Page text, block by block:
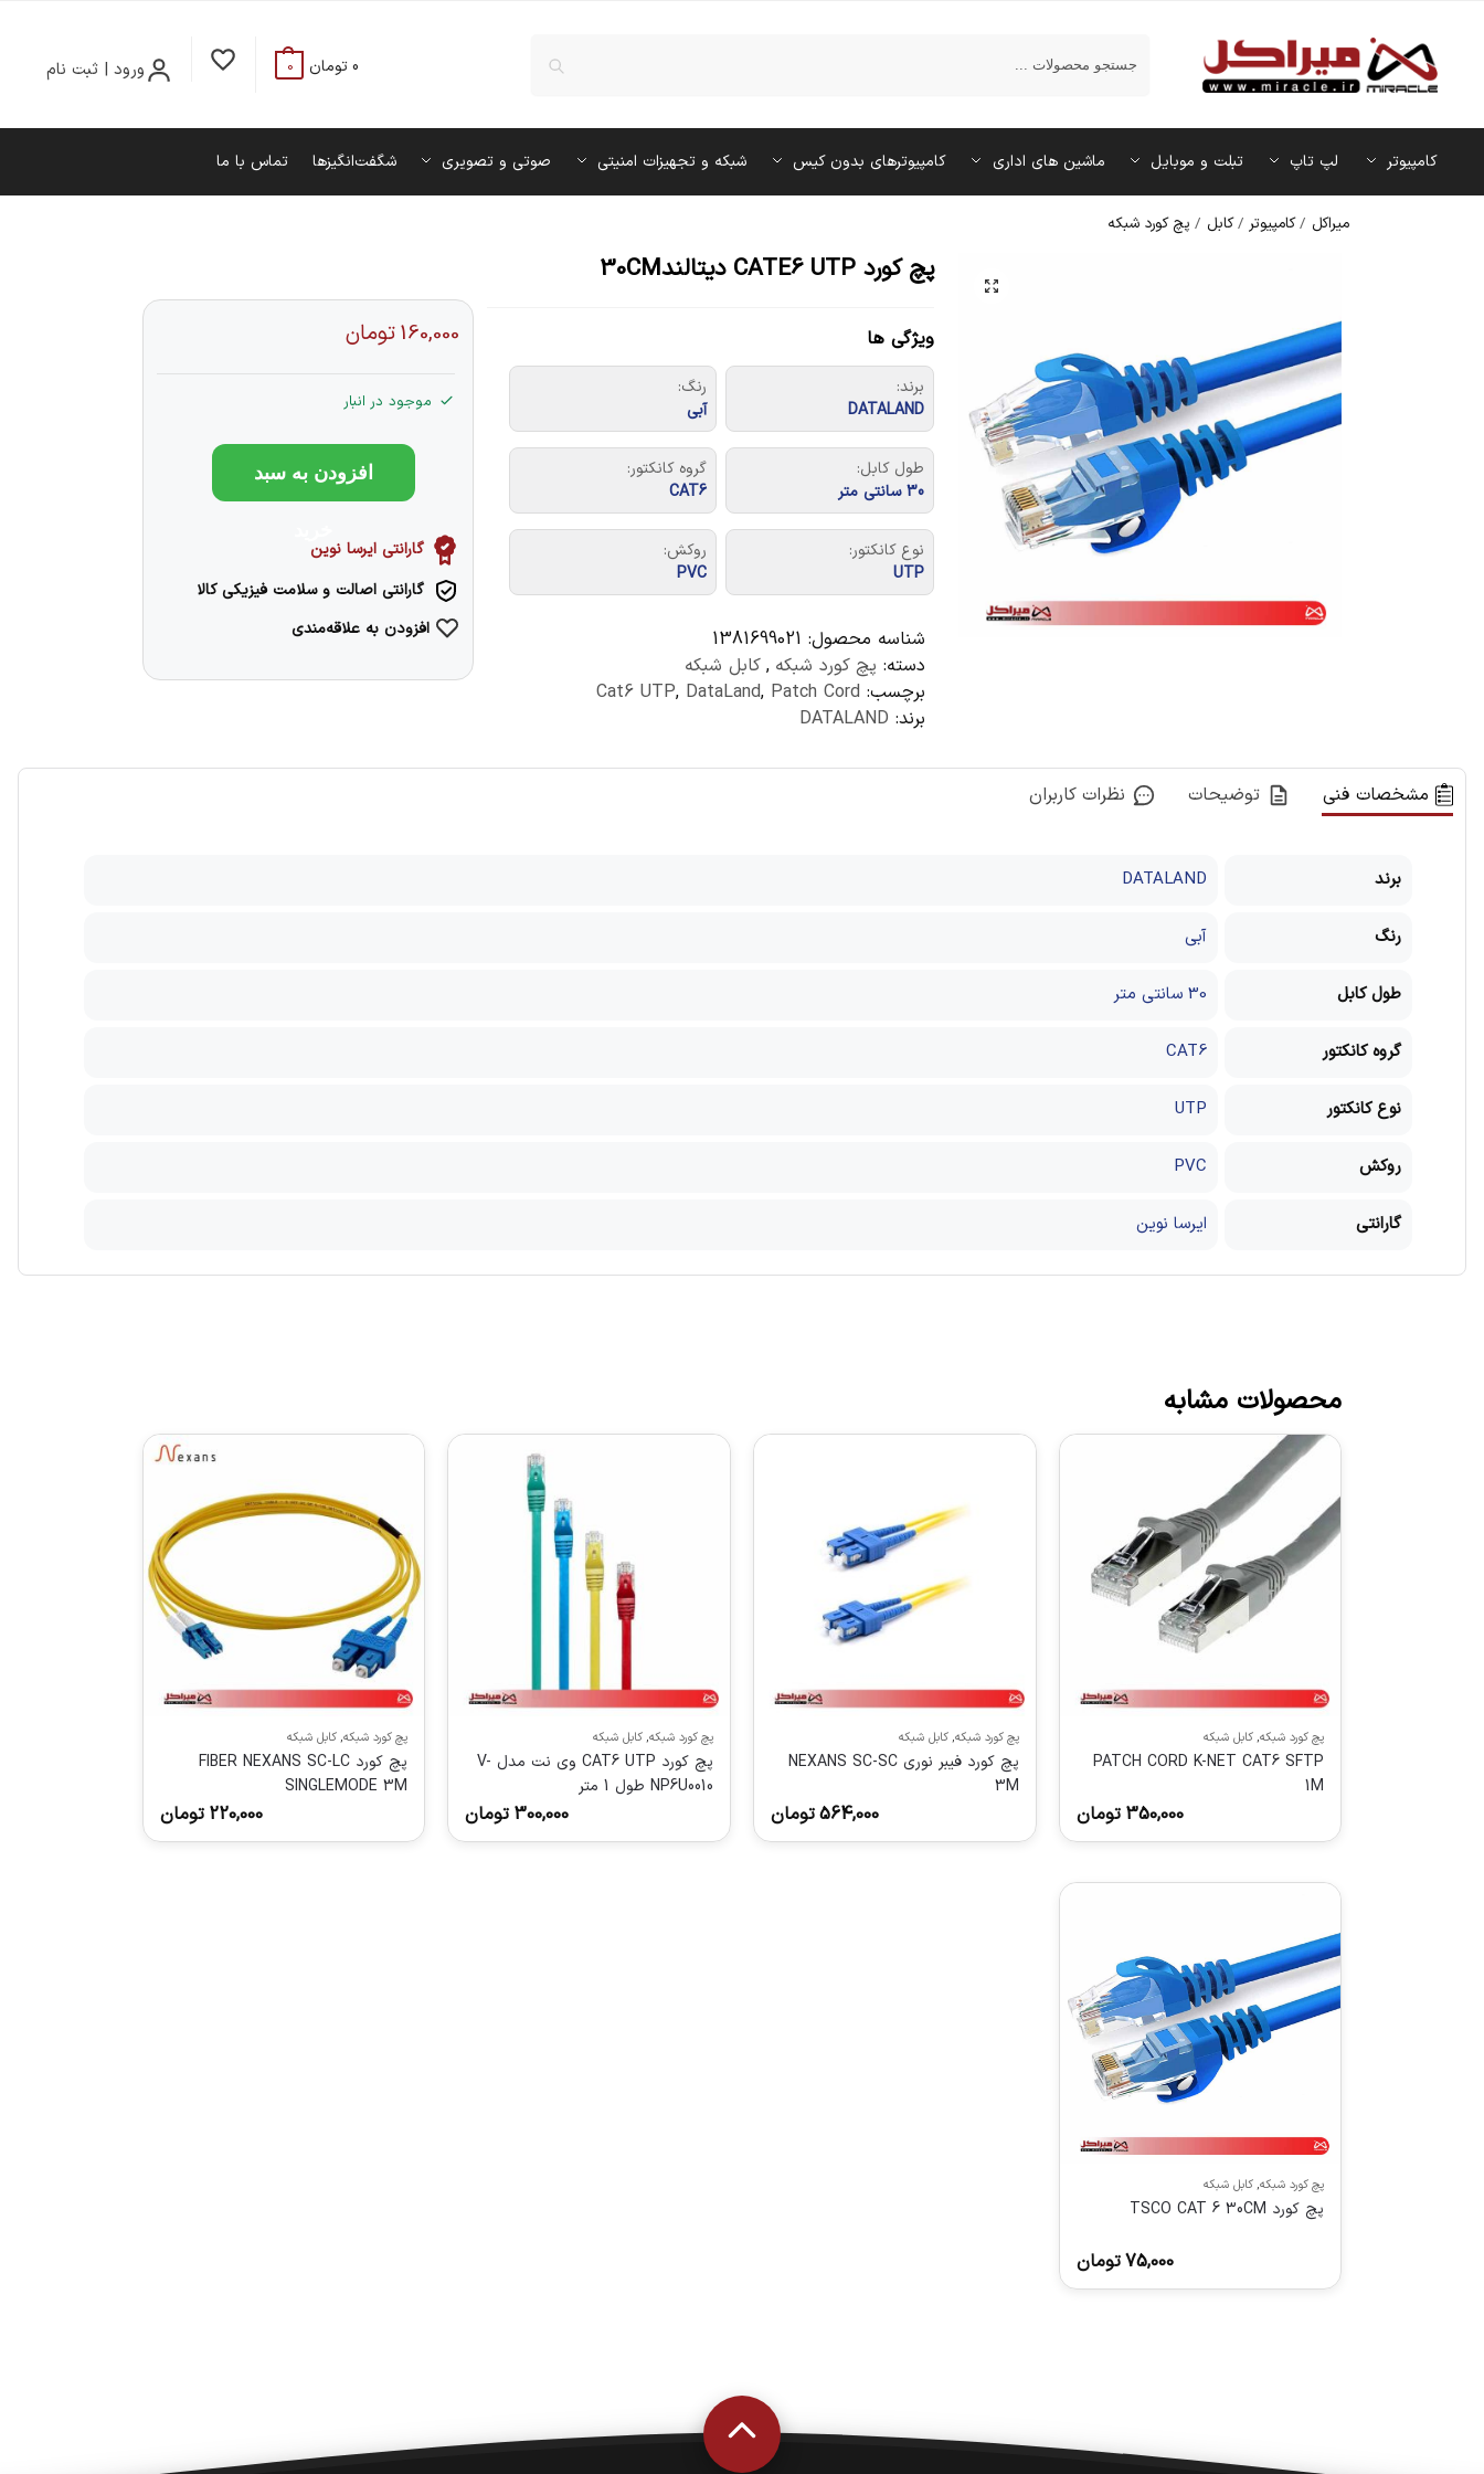
ورود | ثبت نام 0 تومان 0
کامپیوتر لپ تاپ تبلت و موبایل ماشین‌ های اداری کامپیوترهای بدون کیس شبکه و تجهیزات امنیتی صوتی و تصویری شگفت‌انگیزها تماس با ما
میراکل /کامپیوتر /کابل /پچ کورد شبکه
پچ کورد CATE6 UTP دیتالند30CM
ویژگی ها
برند:
DATALAND
رنگ:
آبی
طول کابل:
30 سانتی متر
گروه کانکتور:
CAT6
نوع کانکتور:
UTP
روکش:
PVC
شناسه محصول: 1381699021
دسته: پچ کورد شبکه ,کابل شبکه
برچسب:
Cat6 UTP, DataLand, Patch Cord
برند: DATALAND
160,000تومان
موجود در انبار
افزودن به سبد
گارانتی ایرسا نوین
گارانتی اصالت و سلامت فیزیکی کالا
افزودن به علاقه‌مندی
مشخصات فنی توضیحات نظرات کاربران
برند DATALAND
رنگ آبی
طول کابل 30 سانتی متر
گروه کانکتور CAT6
نوع کانکتور UTP
روکش PVC
گارانتی ایرسا نوین
محصولات مشابه
پچ کورد شبکه,کابل شبکه
PATCH CORD K-NET CAT6 SFTP
1M
350,000 تومان
پچ کورد شبکه,کابل شبکه
پچ کورد فیبر نوری NEXANS SC-SC
3M
564,000تومان
پچ کورد شبکه,کابل شبکه
پچ کورد CAT6 UTP وی نت مدل V-
NP6U0010 طول 1 متر
300,000 تومان
پچ کورد شبکه,کابل شبکه
پچ کورد FIBER NEXANS SC-LC
SINGLEMODE 3M
220,000 تومان
پچ کورد شبکه,کابل شبکه
پچ کورد TSCO CAT 6 30CM
75,000تومان